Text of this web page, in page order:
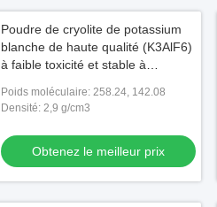
Poudre de cryolite de potassium
blanche de haute qualité (K3AlF6)
à faible toxicité et stable à
Poids moléculaire: 258.24, 142.08
Densité: 2,9 g/cm3
Obtenez le meilleur prix